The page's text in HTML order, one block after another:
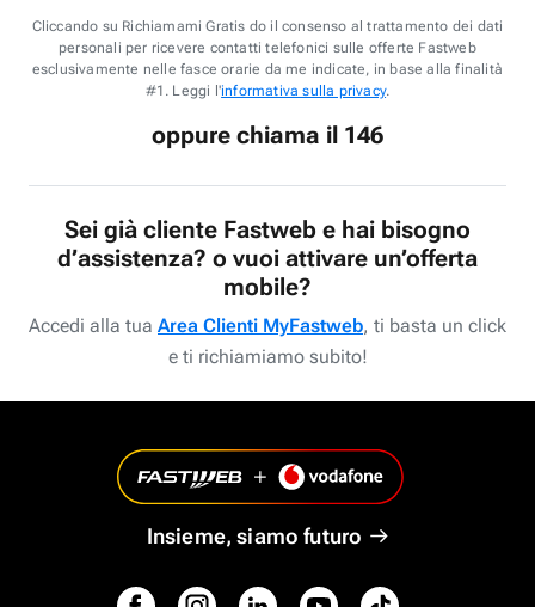
Cliccando su Richiamami Gratis do il consenso al trattamento dei dati
personali per ricevere contatti telefonici sulle offerte Fastweb
esclusivamente nelle fasce orarie da me indicate, in base alla finalità
#1. Leggi l'informativa sulla privacy.
oppure chiama il 146
Sei già cliente Fastweb e hai bisogno
d’assistenza? o vuoi attivare un’offerta
mobile?
Accedi alla tua Area Clienti MyFastweb, ti basta un click
e ti richiamiamo subito!
Insieme, siamo futuro